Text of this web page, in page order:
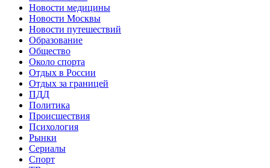
Новости медицины
Новости Москвы
Новости путешествий
Образование
Общество
Около спорта
Отдых в России
Отдых за границей
ПДД
Политика
Происшествия
Психология
Рынки
Сериалы
Спорт